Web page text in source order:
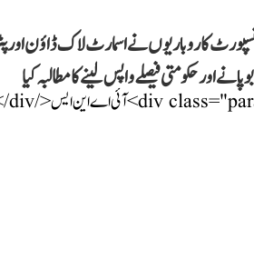
کاروباریوں نے اسمارٹ لاک ڈاؤن
اور حکومتی فیصلے واپس لینے کا مطالبہ کیا